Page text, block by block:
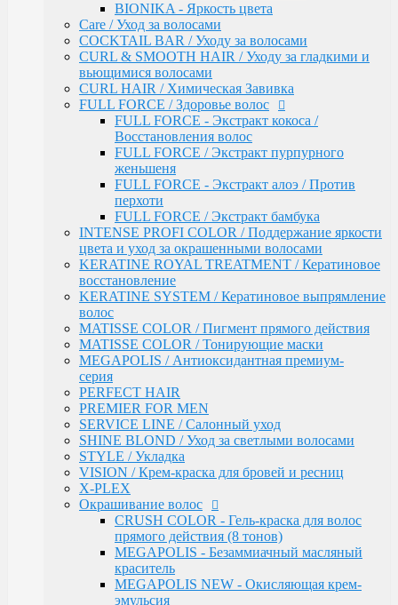
N-JOY - Окисляющий крем-активатор
PERFORMANCE / Стойкая крем-краска
PERFORMANCE / Осветление
PERFORMANCE / Окисляющая эмульсия
SILK TOUCH - Безаммиачный стойкий
краситель
SILK TOUCH - Безаммиачный
Осветляющий Крем
SILK TOUCH / Окисляющая Крем-Эмульсия
Fluid pre-color - Флюид-препигментатор
ARABIAN SPA / Сандал для волос и кожи голоаы
ARABIAN SPA / Сандал для тела
SKINCARE / Для лица
FAST SHADE / Краситель для волос и бороды
HAIR & BODY / Волосы & Тело
MY BEARD / Борода, Усы, Бритье
RE STYLE / Стайлинговые средства
Инструменты & Аксессуары
Парфюмерное мыло
Парфюмерия
Constant Delight
Repair / Для поврежденных волос
Лосьон для удаления красителя
5 Magic Oil / Уход и стайлинг
Fixing
Pre-Styling
Styling
BARBER & MEN'S / Косметика для мужчин
C-Line / Сохранение цвета
Лаки для волос
Oxigent / Оксигенты
Осветляющий порошок
Delight TRIONFO / Окрашивания волос
Краска для бровей
Crema Colorante Vit C / Краситель с витамином С
кашемиром и алоэ
Olio Colorante / Масло для окрашивания волос
BIONIKA - Яркость цвета
Care / Уход за волосами
COCKTAIL BAR / Уходу за волосами
CURL & SMOOTH HAIR / Уходу за гладкими и
вьющимися волосами
CURL HAIR / Химическая Завивка
FULL FORCE / Здоровье волос
FULL FORCE - Экстракт кокоса /
Восстановления волос
FULL FORCE / Экстракт пурпурного
женьшеня
FULL FORCE - Экстракт алоэ / Против
перхоти
FULL FORCE / Экстракт бамбука
INTENSE PROFI COLOR / Поддержание яркости
цвета и уход за окрашенными волосами
KERATINE ROYAL TREATMENT / Кератиновое
восстановление
KERATINE SYSTEM / Кератиновое выпрямление
волос
MATISSE COLOR / Пигмент прямого действия
MATISSE COLOR / Тонирующие маски
MEGAPOLIS / Антиоксидантная премиум-
серия
PERFECT HAIR
PREMIER FOR MEN
SERVICE LINE / Салонный уход
SHINE BLOND / Уход за светлыми волосами
STYLE / Укладка
VISION / Крем-краска для бровей и ресниц
X-PLEX
Окрашивание волос
CRUSH COLOR - Гель-краска для волос
прямого действия (8 тонов)
MEGAPOLIS - Безаммиачный масляный
краситель
MEGAPOLIS NEW - Окисляющая крем-
эмульсия